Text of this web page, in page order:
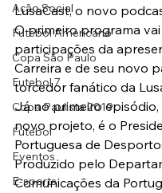
Ação Social
Futebol Americano
Copa São Paulo
Futebol 7
Copa Paulista 2019
Futebol
Eventos
E-sports
LusaCast, o novo
O primeiro programa
participações da
Carreira e de seu novo
torcedor fanático da
Já no primeiro
novo projeto, é o
Portuguesa de
Produzido pelo
Comunicações da